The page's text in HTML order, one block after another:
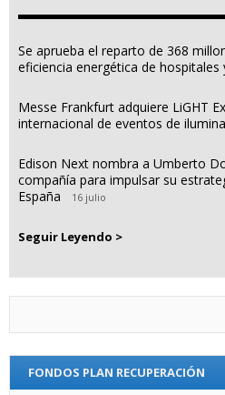
Se aprueba el reparto de 368
eficiencia energética de hospitales
Messe Frankfurt adquiere LiGHT
internacional de eventos de
Edison Next nombra a Umberto
compañía para impulsar su
España
16 julio
Seguir Leyendo >
FONDOS PLAN RECUPERACIÓN